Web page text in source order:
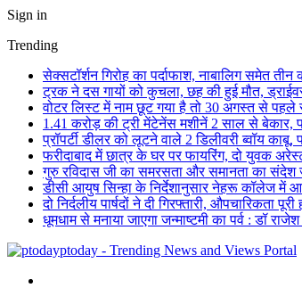
Sign in
Trending
सेक्सटॉर्शन गिरोह का पर्दाफाश, नाबालिग समेत तीन
ट्रक ने दस गायों को कुचला, छह की हुई मौत,
वोटर लिस्ट में नाम छूट गया है तो 30 अगस्त से पहले
1.41 करोड़ की ट्री मेंटेनेंस मशीनें 2 साल से बेकार,
प्रॉपर्टी डीलर को लूटने वाले 2 डिलीवरी ब्वॉय
फरीदाबाद में छात्र के घर पर फायरिंग, दो युवक
गुरु रविदास जी का समरसता और समानता का
डीसी आयुष सिन्हा के निर्देशानुसार नेहरू कॉलेज में
दो निर्दलीय पार्षदों ने दी गिरफ्तारी, औपचारिकता
धूमधाम से मनाया जाएगा जन्माष्टमी का पर्व : डॉ राजेश
ptoday - Trending News and Views Portal